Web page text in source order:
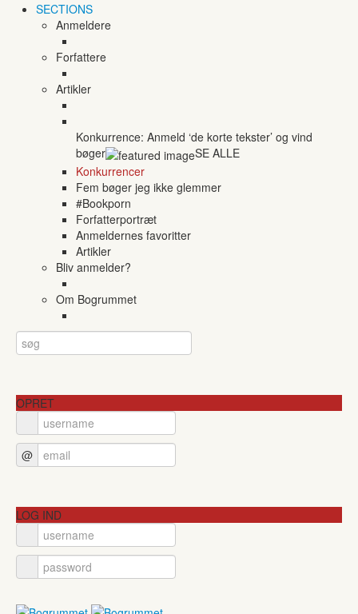
SECTIONS
Anmeldere
Forfattere
Artikler
Konkurrence: Anmeld ‘de korte tekster’ og vind
bøger
SE ALLE
Konkurrencer
Fem bøger jeg ikke glemmer
#Bookporn
Forfatterportræt
Anmeldernes favoritter
Artikler
Bliv anmelder?
Om Bogrummet
OPRET
@
LOG IND